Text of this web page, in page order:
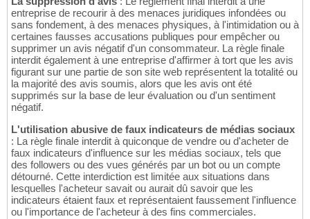
entreprise de recourir à des menaces juridiques infondées ou
sans fondement, à des menaces physiques, à l'intimidation ou à
certaines fausses accusations publiques pour empêcher ou
supprimer un avis négatif d'un consommateur. La règle finale
interdit également à une entreprise d'affirmer à tort que les avis
figurant sur une partie de son site web représentent la totalité ou
la majorité des avis soumis, alors que les avis ont été
supprimés sur la base de leur évaluation ou d'un sentiment
négatif.
L'utilisation abusive de faux indicateurs de médias sociaux
: La règle finale interdit à quiconque de vendre ou d'acheter de
faux indicateurs d'influence sur les médias sociaux, tels que
des followers ou des vues générés par un bot ou un compte
détourné. Cette interdiction est limitée aux situations dans
lesquelles l'acheteur savait ou aurait dû savoir que les
indicateurs étaient faux et représentaient faussement l'influence
ou l'importance de l'acheteur à des fins commerciales.